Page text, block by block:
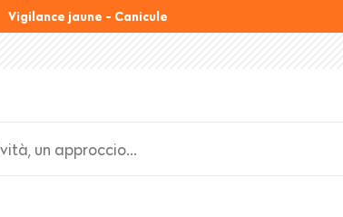
Vigilance jaune - Canicule